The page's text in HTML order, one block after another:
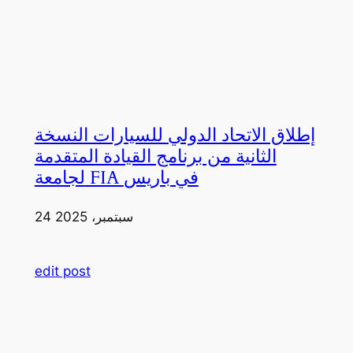
إطلاق الاتحاد الدولي للسيارات النسخة
الثانية من برنامج القيادة المتقدمة
لجامعة FIA في باريس
24 سبتمبر، 2025
edit post